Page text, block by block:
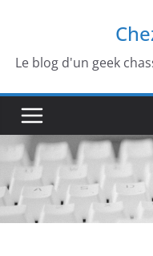
contenu
Le blog d'un geek